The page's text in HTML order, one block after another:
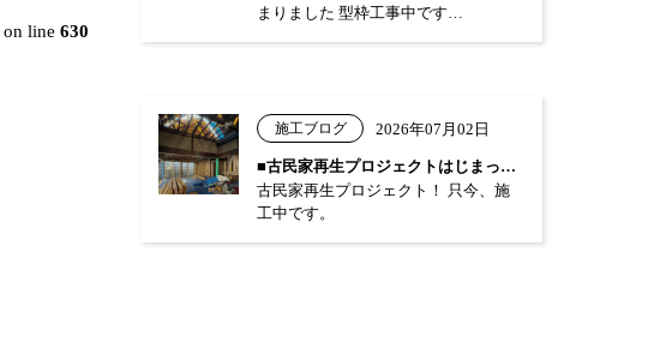
on line 630
まりました 型枠工事中です…
施工ブログ 2026年07月02日
■古民家再生プロジェクトはじまっています…
古民家再生プロジェクト！ 只今、施
工中です。